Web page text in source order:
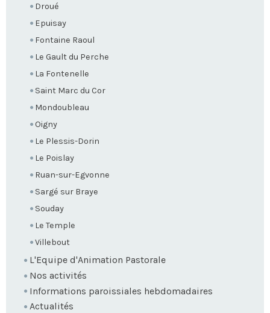
Droué
Epuisay
Fontaine Raoul
Le Gault du Perche
La Fontenelle
Saint Marc du Cor
Mondoubleau
Oigny
Le Plessis-Dorin
Le Poislay
Ruan-sur-Egvonne
Sargé sur Braye
Souday
Le Temple
Villebout
L'Equipe d'Animation Pastorale
Nos activités
Informations paroissiales hebdomadaires
Actualités